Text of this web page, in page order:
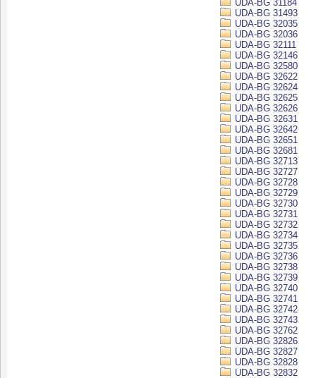
UDA-BG 31184
UDA-BG 31493
UDA-BG 32035
UDA-BG 32036
UDA-BG 32111
UDA-BG 32146
UDA-BG 32580
UDA-BG 32622
UDA-BG 32624
UDA-BG 32625
UDA-BG 32626
UDA-BG 32631
UDA-BG 32642
UDA-BG 32651
UDA-BG 32681
UDA-BG 32713
UDA-BG 32727
UDA-BG 32728
UDA-BG 32729
UDA-BG 32730
UDA-BG 32731
UDA-BG 32732
UDA-BG 32734
UDA-BG 32735
UDA-BG 32736
UDA-BG 32738
UDA-BG 32739
UDA-BG 32740
UDA-BG 32741
UDA-BG 32742
UDA-BG 32743
UDA-BG 32762
UDA-BG 32826
UDA-BG 32827
UDA-BG 32828
UDA-BG 32832